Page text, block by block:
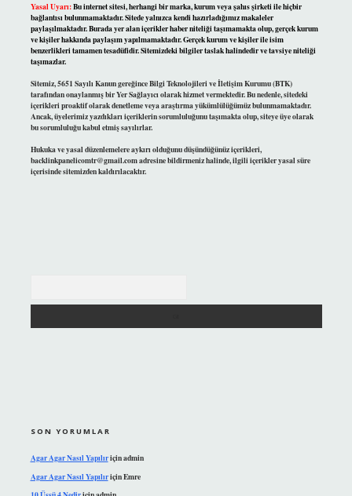
Yasal Uyarı:Bu internet sitesi, herhangi bir marka, kurum veya şahıs şirketi ile hiçbir
bağlantısı bulunmamaktadır. Sitede yalnızca kendi hazırladığımız makaleler
paylaşılmaktadır. Burada yer alan içerikler haber niteliği taşımamakta olup, gerçek kurum
ve kişiler hakkında paylaşım yapılmamaktadır. Gerçek kurum ve kişiler ile isim
benzerlikleri tamamen tesadüfidir. Sitemizdeki bilgiler taslak halindedir ve tavsiye niteliği
taşımazlar.
Sitemiz, 5651 Sayılı Kanun gereğince Bilgi Teknolojileri ve İletişim Kurumu (BTK)
tarafından onaylanmış bir Yer Sağlayıcı olarak hizmet vermektedir. Bu nedenle, sitedeki
içerikleri proaktif olarak denetleme veya araştırma yükümlülüğümüz bulunmamaktadır.
Ancak, üyelerimiz yazdıkları içeriklerin sorumluluğunu taşımakta olup, siteye üye olarak
bu sorumluluğu kabul etmiş sayılırlar.
Hukuka ve yasal düzenlemelere aykırı olduğunu düşündüğünüz içerikleri,
backlinkpanelicomtr@gmail.comadresine bildirmeniz halinde, ilgili içerikler yasal süre
içerisinde sitemizden kaldırılacaktır.
SON YORUMLAR
Agar Agar Nasıl Yapılıriçinadmin
Agar Agar Nasıl YapılıriçinEmre